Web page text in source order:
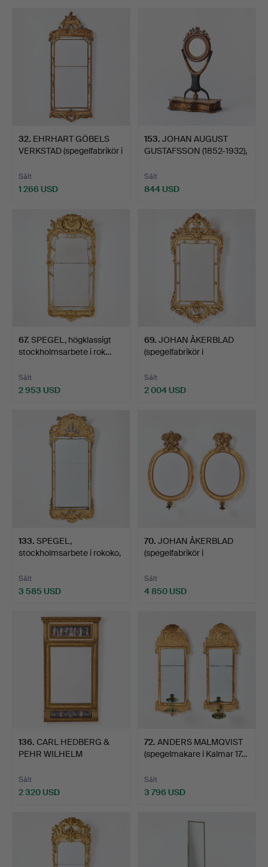
32. EHRHART GÖBELS
VERKSTAD (spegelfabrikör i
Sålt
1 266 USD
153. JOHAN AUGUST
GUSTAFSSON (1852-1932),
Sålt
844 USD
67. SPEGEL, högklassigt
stockholmsarbete i rok…
Sålt
2 953 USD
69. JOHAN ÅKERBLAD
(spegelfabrikör i
Sålt
2 004 USD
133. SPEGEL,
stockholmsarbete i rokoko,
Sålt
3 585 USD
70. JOHAN ÅKERBLAD
(spegelfabrikör i
Sålt
4 850 USD
136. CARL HEDBERG &
PEHR WILHELM
Sålt
2 320 USD
72. ANDERS MALMQVIST
(spegelmakare i Kalmar 17…
Sålt
3 796 USD